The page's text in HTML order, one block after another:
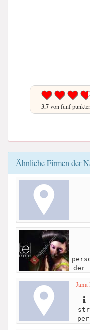
3.7von fünf
Ähnliche Firmen der
der